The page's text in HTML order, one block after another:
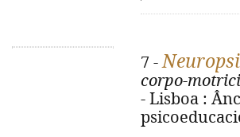
7 -
corpo-
- Lisboa :